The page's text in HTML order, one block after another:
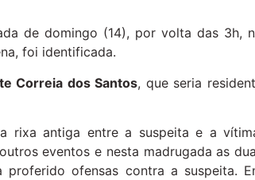
de domingo (14), por volta das 3h,
foi identificada.
Correia dos Santos, que seria
rixa antiga entre a suspeita e a
eventos e nesta madrugada as
ofensas contra a suspeita.